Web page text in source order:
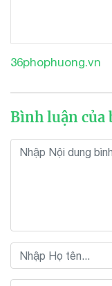
36phophuong.vn
Bình luận của